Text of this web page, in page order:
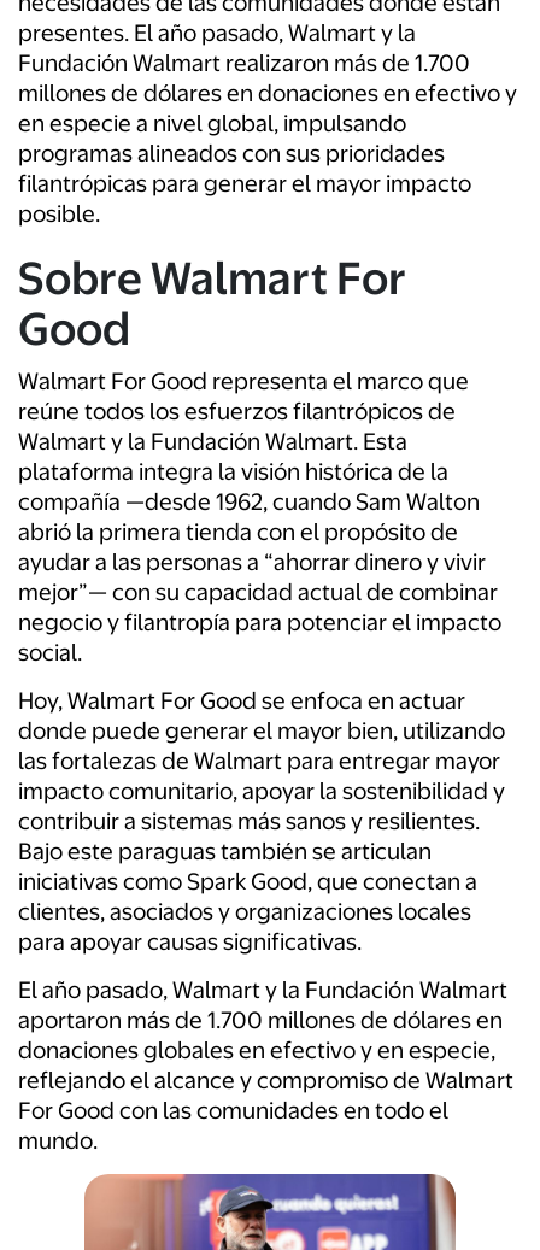
presentes. El año pasado, Walmart y la
Fundación Walmart realizaron más de 1.700
millones de dólares en donaciones en efectivo y
en especie a nivel global, impulsando
programas alineados con sus prioridades
filantrópicas para generar el mayor impacto
posible.
Sobre Walmart For
Good
Walmart For Good representa el marco que
reúne todos los esfuerzos filantrópicos de
Walmart y la Fundación Walmart. Esta
plataforma integra la visión histórica de la
compañía —desde 1962, cuando Sam Walton
abrió la primera tienda con el propósito de
ayudar a las personas a “ahorrar dinero y vivir
mejor”— con su capacidad actual de combinar
negocio y filantropía para potenciar el impacto
social.
Hoy, Walmart For Good se enfoca en actuar
donde puede generar el mayor bien, utilizando
las fortalezas de Walmart para entregar mayor
impacto comunitario, apoyar la sostenibilidad y
contribuir a sistemas más sanos y resilientes.
Bajo este paraguas también se articulan
iniciativas como Spark Good, que conectan a
clientes, asociados y organizaciones locales
para apoyar causas significativas.
El año pasado, Walmart y la Fundación Walmart
aportaron más de 1.700 millones de dólares en
donaciones globales en efectivo y en especie,
reflejando el alcance y compromiso de Walmart
For Good con las comunidades en todo el
mundo.